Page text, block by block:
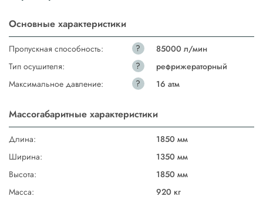
Основные характеристики
Пропускная способность: ?
85000 л/мин
Тип осушителя:
?
рефрижераторный
Максимальное давление:
? 16 атм
Массогабаритные характеристики
Длина:
1850 мм
Ширина:
1350 мм
Высота:
1850 мм
Масса:
920 кг